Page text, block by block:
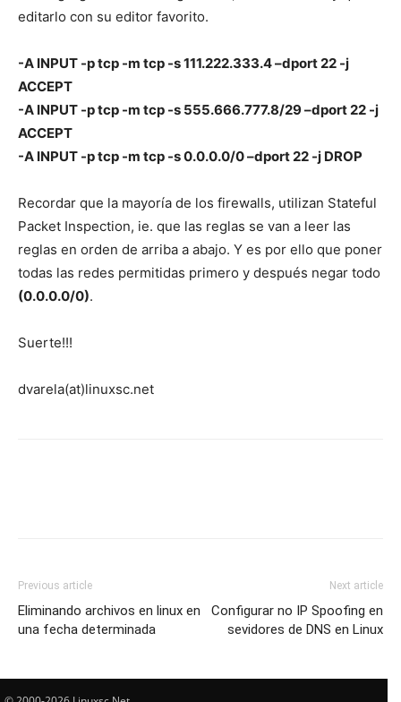
editarlo con su editor favorito.
-A INPUT -p tcp -m tcp -s 111.222.333.4 –dport 22 -j
ACCEPT
-A INPUT -p tcp -m tcp -s 555.666.777.8/29 –dport 22 -j
ACCEPT
-A INPUT -p tcp -m tcp -s 0.0.0.0/0 –dport 22 -j DROP
Recordar que la mayoría de los firewalls, utilizan Stateful
Packet Inspection, ie. que las reglas se van a leer las
reglas en orden de arriba a abajo. Y es por ello que poner
todas las redes permitidas primero y después negar todo
(0.0.0.0/0).
Suerte!!!
dvarela(at)linuxsc.net
Previous article
Eliminando archivos en linux en
una fecha determinada
Next article
Configurar no IP Spoofing en
sevidores de DNS en Linux